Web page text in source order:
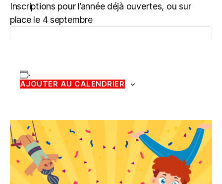
Inscriptions pour l’année déjà ouvertes, ou sur
place le 4 septembre
AJOUTER AU CALENDRIER